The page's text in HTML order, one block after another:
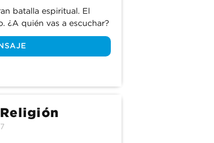
batalla espiritual. El
¿A quién vas a escuchar?